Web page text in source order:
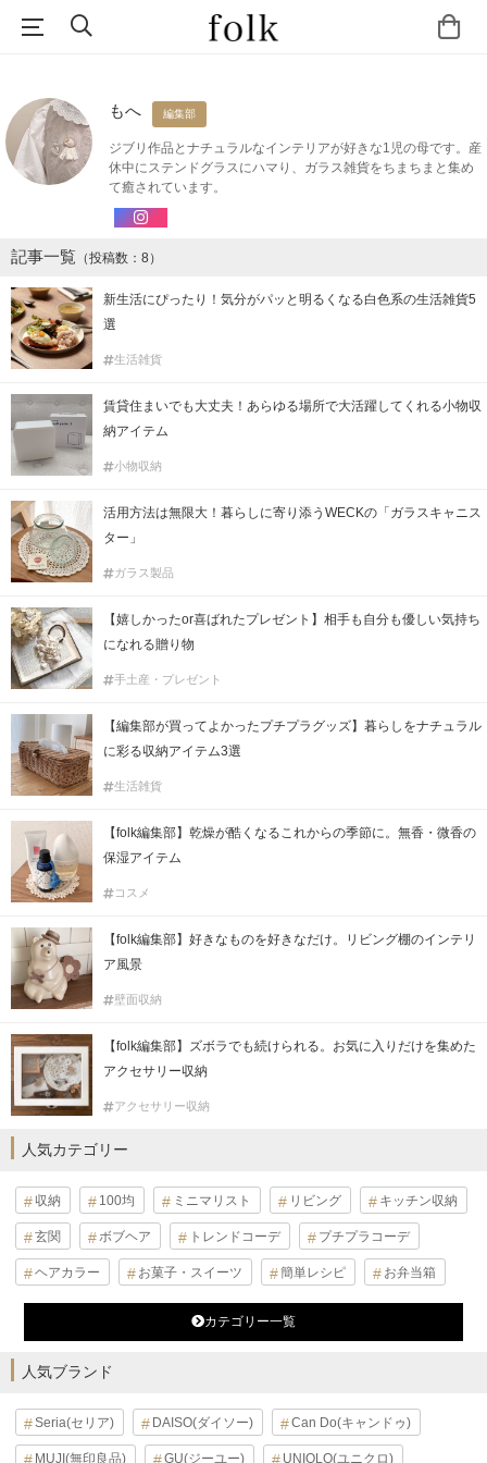
もへ 編集部
ジブリ作品とナチュラルなインテリアが好きな1児の母です。産
休中にステンドグラスにハマり、ガラス雑貨をちまちまと集め
て癒されています。
記事一覧 （投稿数：8）
新生活にぴったり！気分がパッと明るくなる白色系の生活雑貨5
選
生活雑貨
賃貸住まいでも大丈夫！あらゆる場所で大活躍してくれる小物収
納アイテム
小物収納
活用方法は無限大！暮らしに寄り添うWECKの「ガラスキャニス
ター」
ガラス製品
【嬉しかったor喜ばれたプレゼント】相手も自分も優しい気持ち
になれる贈り物
手土産・プレゼント
【編集部が買ってよかったプチプラグッズ】暮らしをナチュラル
に彩る収納アイテム3選
生活雑貨
【folk編集部】乾燥が酷くなるこれからの季節に。無香・微香の
保湿アイテム
コスメ
【folk編集部】好きなものを好きなだけ。リビング棚のインテリ
ア風景
壁面収納
【folk編集部】ズボラでも続けられる。お気に入りだけを集めた
アクセサリー収納
アクセサリー収納
人気カテゴリー
収納 100均 ミニマリスト リビング キッチン収納
玄関 ボブヘア トレンドコーデ プチプラコーデ
ヘアカラー お菓子・スイーツ 簡単レシピ お弁当箱
カテゴリー一覧
人気ブランド
Seria(セリア) DAISO(ダイソー) Can Do(キャンドゥ)
MUJI(無印良品) GU(ジーユー) UNIQLO(ユニクロ)